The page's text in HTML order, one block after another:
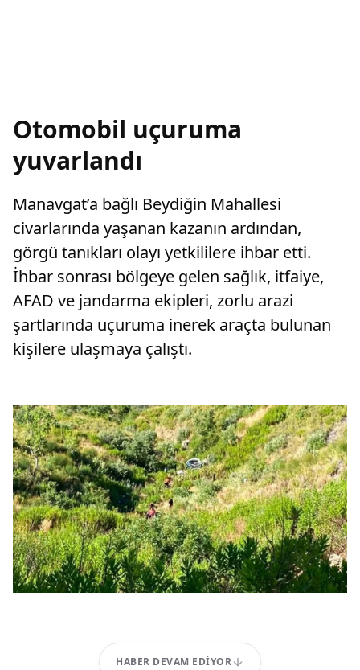
Otomobil uçuruma
yuvarlandı
Manavgat’a bağlı Beydiğin Mahallesi
civarlarında yaşanan kazanın ardından,
görgü tanıkları olayı yetkililere ihbar etti.
İhbar sonrası bölgeye gelen sağlık, itfaiye,
AFAD ve jandarma ekipleri, zorlu arazi
şartlarında uçuruma inerek araçta bulunan
kişilere ulaşmaya çalıştı.
HABER DEVAM EDIYOR